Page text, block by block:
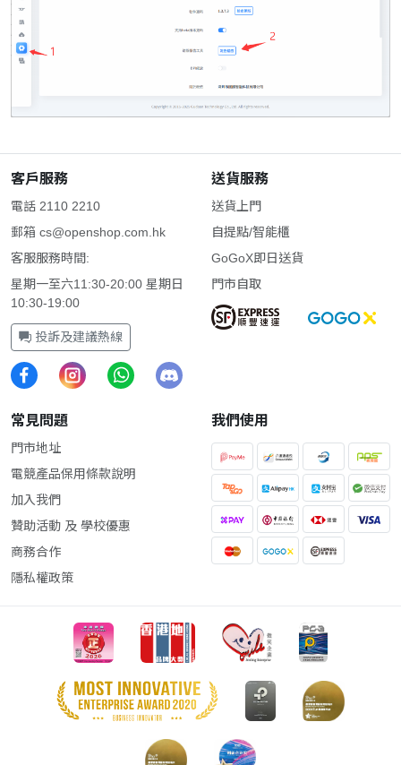
客戶服務
電話 2110 2210
郵箱 cs@openshop.com.hk
客服服務時間:
星期一至六11:30-20:00 星期日
10:30-19:00
投訴及建議熱線
送貨服務
送貨上門
自提點/智能櫃
GoGoX即日送貨
門市自取
常見問題
門市地址
電競產品保用條款說明
加入我們
贊助活動 及 學校優惠
商務合作
隱私權政策
我們使用